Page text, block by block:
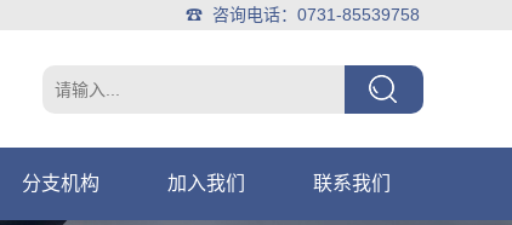
☎ 咨询电话：0731-85539758
分支机构 加入我们 联系我们